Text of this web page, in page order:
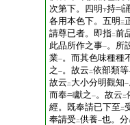
次第下。四明 下持
各用本色下。五明 三
請尊已者。即指二前
此品所作之事一。所
業一。而其色味種種
之 一。故云 二依部類等
故云 二 大小分明觀知一
而奉
獻之 一。故云 二
經。既奉請已下至 二
奉請受 二供養一也。分